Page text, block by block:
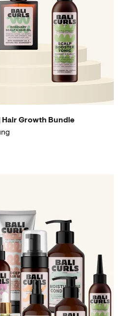
Hair Growth Bundle